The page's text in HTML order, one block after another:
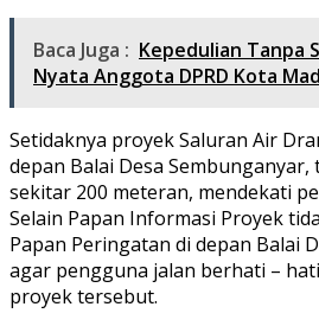
Baca Juga : Kepedulian Tanpa
Nyata Anggota DPRD Kota
Setidaknya proyek Saluran Air
depan Balai Desa
sekitar 200 meteran, mendekati
Selain Papan Informasi Proyek
Papan Peringatan di depan Balai
agar pengguna jalan berhati –
proyek tersebut.